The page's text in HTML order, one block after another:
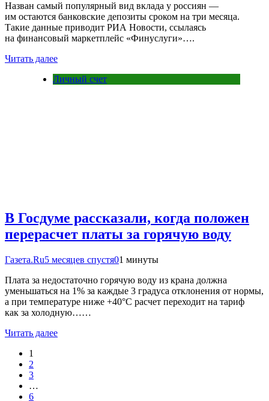
Назван самый популярный вид вклада у россиян —
им остаются банковские депозиты сроком на три месяца.
Такие данные приводит РИА Новости, ссылаясь
на финансовый маркетплейс «Финуслуги»….
Читать далее
Личный счет
В Госдуме рассказали, когда положен
перерасчет платы за горячую воду
Газета.Ru5 месяцев спустя01 минуты
Плата за недостаточно горячую воду из крана должна
уменьшаться на 1% за каждые 3 градуса отклонения от нормы,
а при температуре ниже +40°C расчет переходит на тариф
как за холодную……
Читать далее
1
2
3
…
6